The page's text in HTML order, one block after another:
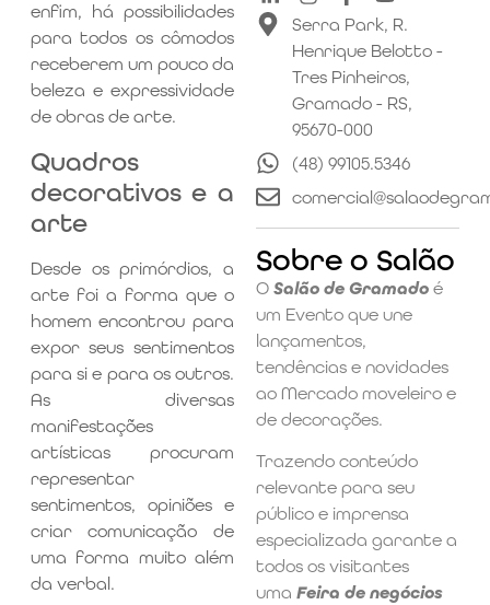
Serra Park, R.
Henrique Belotto -
Tres Pinheiros,
Gramado - RS,
95670-000
(48) 99105.5346
Sobre o Salão
O Salão de Gramado é
um Evento que une
lançamentos,
tendências e novidades
ao Mercado moveleiro e
de decorações.
Trazendo conteúdo
relevante para seu
público e imprensa
especializada garante a
todos os visitantes
uma Feira de negócios
enfim, há possibilidades
para todos os cômodos
receberem um pouco da
beleza e expressividade
de obras de arte.
Quadros
decorativos e a
arte
Desde os primórdios, a
arte foi a forma que o
homem encontrou para
expor seus sentimentos
para si e para os outros.
As diversas
manifestações
artísticas procuram
representar
sentimentos, opiniões e
criar comunicação de
uma forma muito além
da verbal.